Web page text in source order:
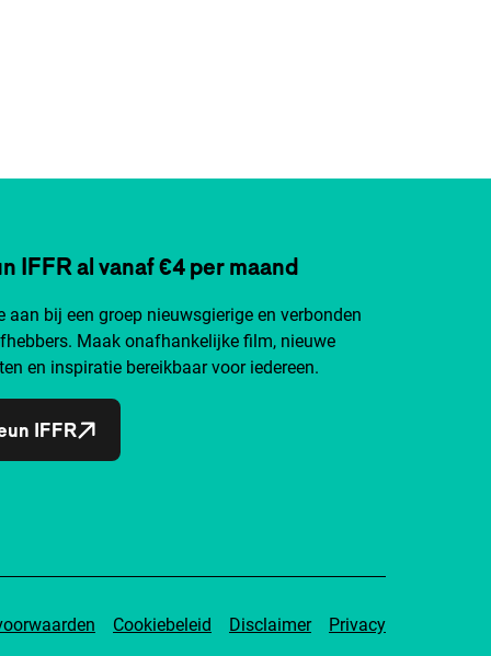
IFFR al vanaf €4 per maand
aan bij een groep nieuwsgierige en verbonden
Maak onafhankelijke film, nieuwe
en inspiratie bereikbaar voor iedereen.
IFFR
Cookiebeleid Disclaimer Privacy